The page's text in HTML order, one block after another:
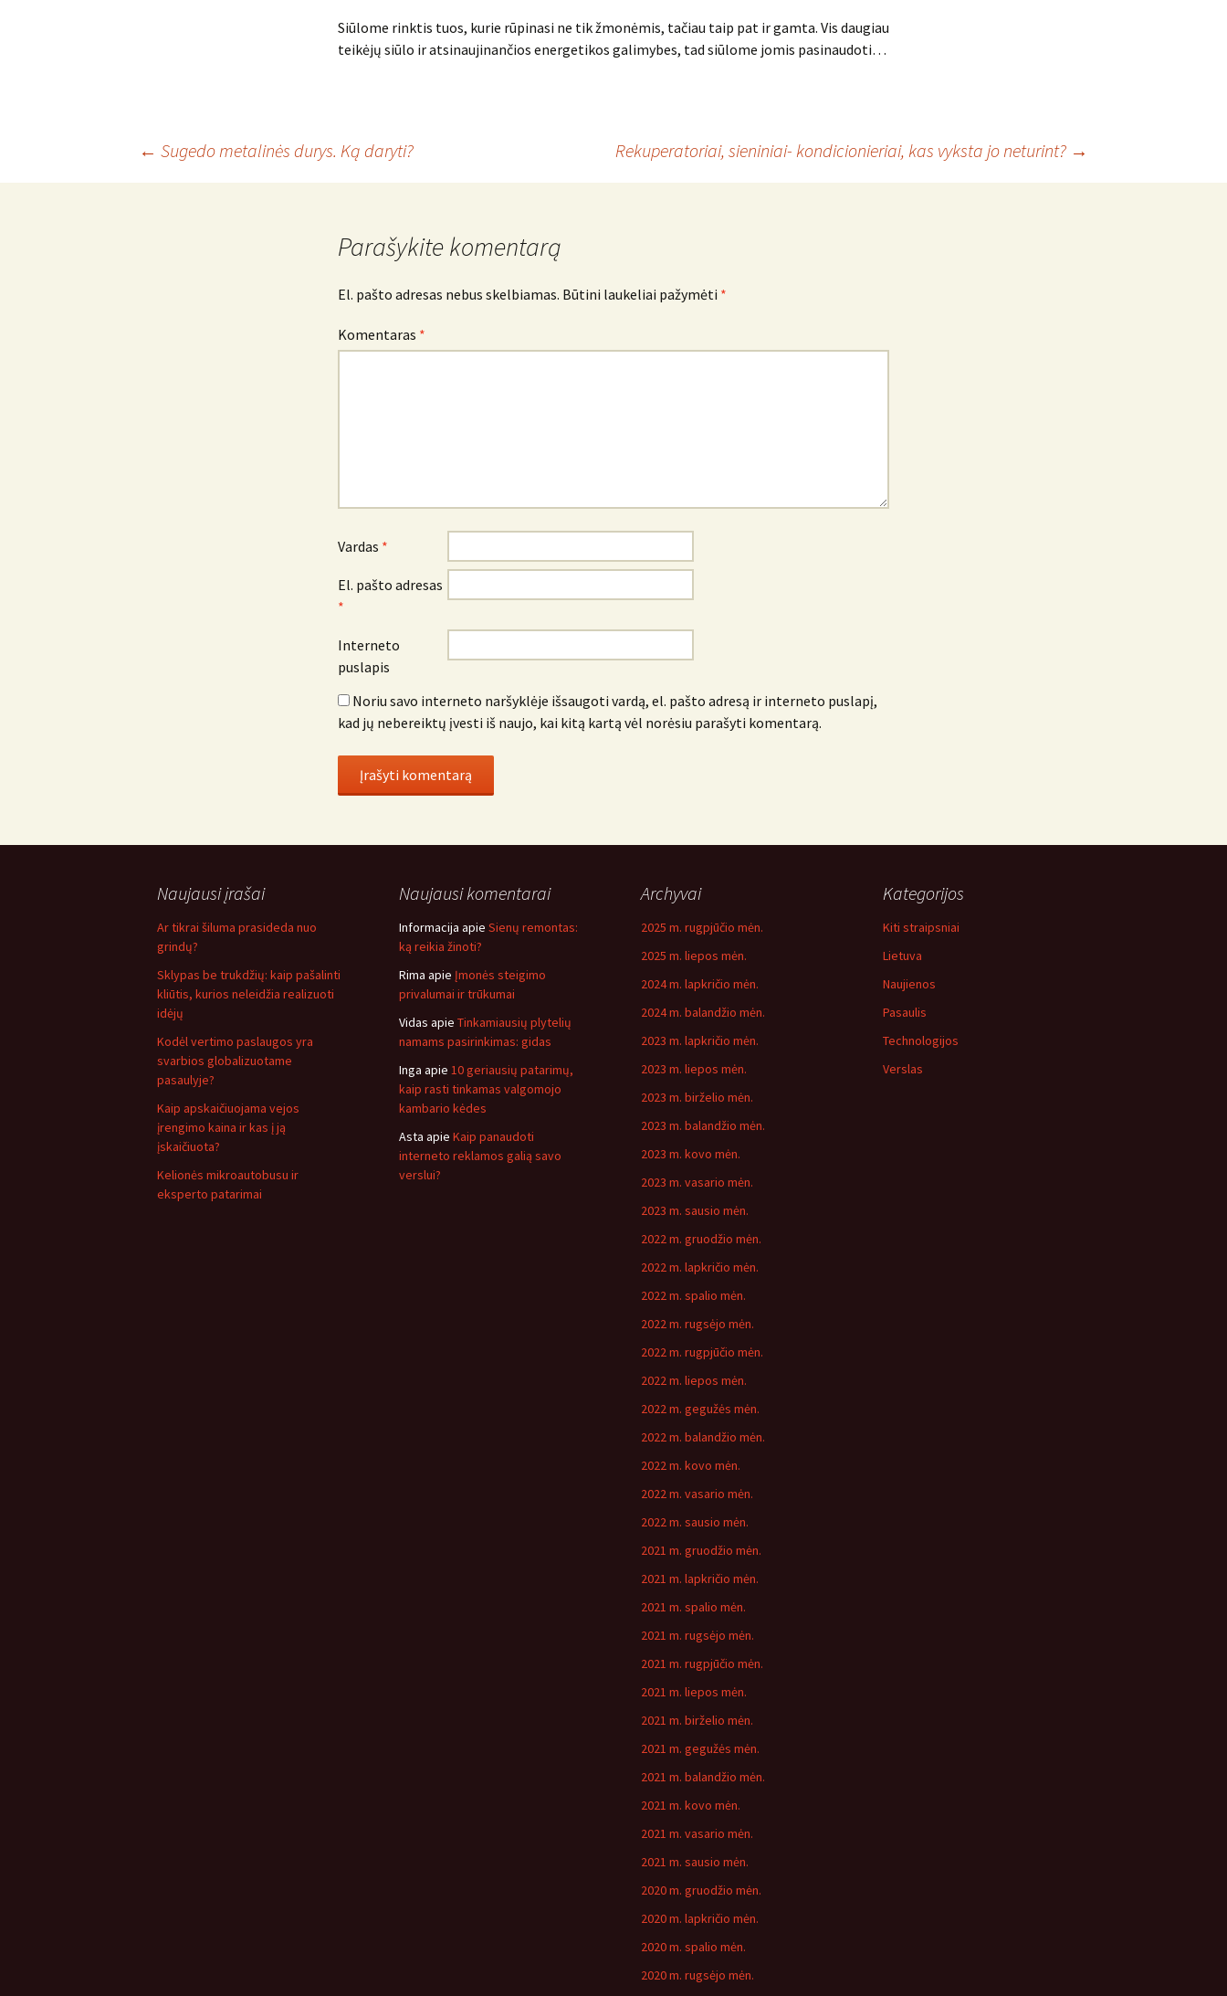
Siūlome rinktis tuos, kurie rūpinasi ne tik žmonėmis, tačiau taip pat ir gamta. Vis daugiau
teikėjų siūlo ir atsinaujinančios energetikos galimybes, tad siūlome jomis pasinaudoti…
← Sugedo metalinės durys. Ką daryti? Rekuperatoriai, sieniniai- kondicionieriai, kas vyksta jo neturint? →
Parašykite komentarą
El. pašto adresas nebus skelbiamas. Būtini laukeliai pažymėti *
Komentaras *
Vardas *
El. pašto adresas
*
Interneto
puslapis
Noriu savo interneto naršyklėje išsaugoti vardą, el. pašto adresą ir interneto puslapį,
kad jų nebereiktų įvesti iš naujo, kai kitą kartą vėl norėsiu parašyti komentarą.
Naujausi įrašai
Ar tikrai šiluma prasideda nuo
grindų?
Sklypas be trukdžių: kaip pašalinti
kliūtis, kurios neleidžia realizuoti
idėjų
Kodėl vertimo paslaugos yra
svarbios globalizuotame
pasaulyje?
Kaip apskaičiuojama vejos
įrengimo kaina ir kas į ją
įskaičiuota?
Kelionės mikroautobusu ir
eksperto patarimai
Naujausi komentarai
Informacija apie Sienų remontas:
ką reikia žinoti?
Rima apie Įmonės steigimo
privalumai ir trūkumai
Vidas apie Tinkamiausių plytelių
namams pasirinkimas: gidas
Inga apie 10 geriausių patarimų,
kaip rasti tinkamas valgomojo
kambario kėdes
Asta apie Kaip panaudoti
interneto reklamos galią savo
verslui?
Archyvai
2025 m. rugpjūčio mėn.
2025 m. liepos mėn.
2024 m. lapkričio mėn.
2024 m. balandžio mėn.
2023 m. lapkričio mėn.
2023 m. liepos mėn.
2023 m. birželio mėn.
2023 m. balandžio mėn.
2023 m. kovo mėn.
2023 m. vasario mėn.
2023 m. sausio mėn.
2022 m. gruodžio mėn.
2022 m. lapkričio mėn.
2022 m. spalio mėn.
2022 m. rugsėjo mėn.
2022 m. rugpjūčio mėn.
2022 m. liepos mėn.
2022 m. gegužės mėn.
2022 m. balandžio mėn.
2022 m. kovo mėn.
2022 m. vasario mėn.
2022 m. sausio mėn.
2021 m. gruodžio mėn.
2021 m. lapkričio mėn.
2021 m. spalio mėn.
2021 m. rugsėjo mėn.
2021 m. rugpjūčio mėn.
2021 m. liepos mėn.
2021 m. birželio mėn.
2021 m. gegužės mėn.
2021 m. balandžio mėn.
2021 m. kovo mėn.
2021 m. vasario mėn.
2021 m. sausio mėn.
2020 m. gruodžio mėn.
2020 m. lapkričio mėn.
2020 m. spalio mėn.
2020 m. rugsėjo mėn.
Kategorijos
Kiti straipsniai
Lietuva
Naujienos
Pasaulis
Technologijos
Verslas